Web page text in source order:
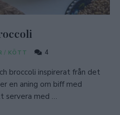
/ KÖTT 4
broccoli inspirerat från det
en aning om biff med
servera med …